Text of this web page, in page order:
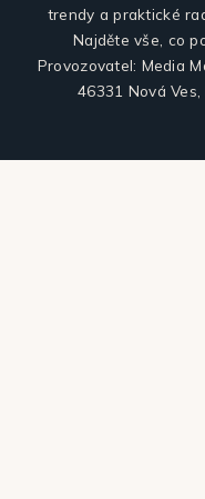
trendy a praktické
Najděte vše, co
Provozovatel: Media
46331 Nová Ves,